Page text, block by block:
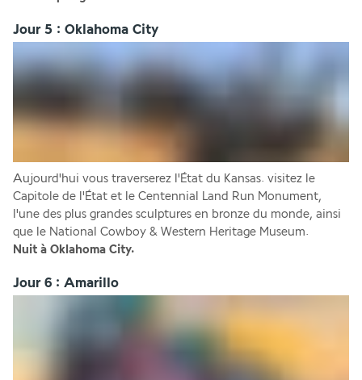
Jour 5 : Oklahoma City
Aujourd'hui vous traverserez l'État du Kansas. visitez le
Capitole de l'État et le Centennial Land Run Monument,
l'une des plus grandes sculptures en bronze du monde, ainsi
que le National Cowboy & Western Heritage Museum.
Nuit à Oklahoma City.
Jour 6 : Amarillo